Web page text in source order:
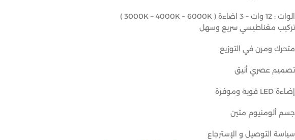
الوات : 12 وات – 3 اضاءة ( 3000K – 4000K – 6000K )
تركيب مغناطيسي سريع وسهل
متحرك ومرن في التوزيع
تصميم عصري أنيق
إضاءة LED قوية وموفرة
جسم ألومنيوم متين
سياسة التوصيل و الإسترجاع